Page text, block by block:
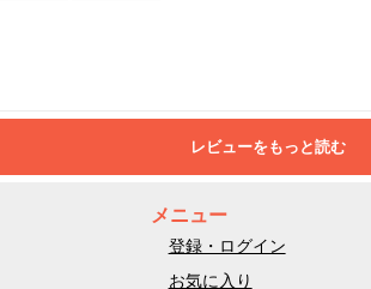
レビューをもっと読む
メニュー
登録・ログイン
お気に入り